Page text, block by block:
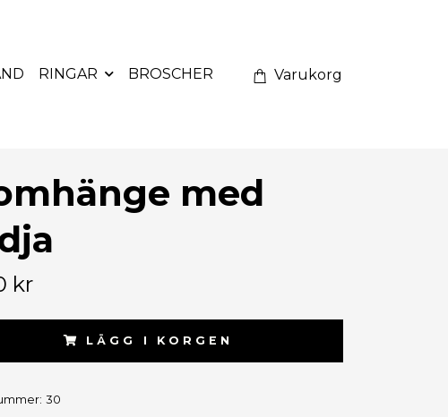
RINGAR BROSCHER Varukorg
med
kr
LÄGG I KORGEN
30